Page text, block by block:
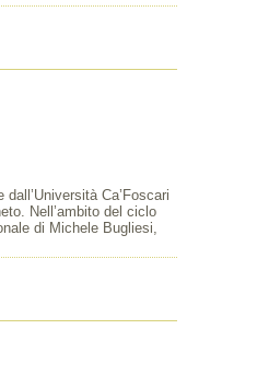
Ca’Foscari
Nell’ambito del ciclo
di Michele Bugliesi,